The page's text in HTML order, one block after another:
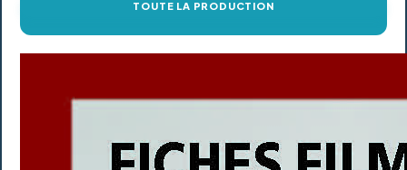
TOUTE LA PRODUCTION